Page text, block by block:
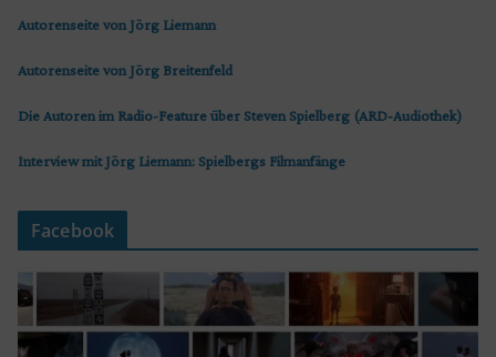
Autorenseite von Jörg Liemann
Autorenseite von Jörg Breitenfeld
Die Autoren im Radio-Feature über Steven Spielberg (ARD-Audiothek)
Interview mit Jörg Liemann: Spielbergs Filmanfänge
Facebook